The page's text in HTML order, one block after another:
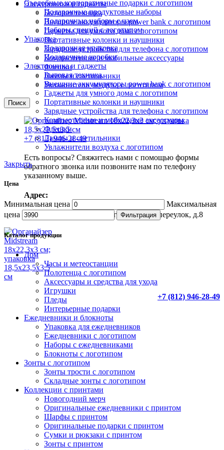
Электроника и гаджеты
Бытовая техника
Внешние аккумуляторы power bank с логотипом
Гаджеты для умного дома с логотипом
Портативные колонки и наушники
Зарядные устройства для телефона с логотипом
Компьютерные и мобильные аксессуары
Флешки
Лампы и светильники
Увлажнители воздуха с логотипом
Поиск
+7 (812) 946-28-49
Есть вопросы? Свяжитесь нами с помощью формы
обратного звонка или позвоните нам по телефону
указанному выше.
Адрес:
Россия г. Санкт-Петербург, Масляный переулок, д.8
+7 (812) 946-28-49
Съедобные корпоративные подарки с логотипом
Подарочные продуктовые наборы
Подарочные наборы с чаем
Наборы специй с логотипом
Упаковка
Подарочная упаковка
Подарочные коробки
Электроника и гаджеты
Бытовая техника
Внешние аккумуляторы power bank с логотипом
Гаджеты для умного дома с логотипом
Портативные колонки и наушники
Зарядные устройства для телефона с логотипом
Компьютерные и мобильные аксессуары
Флешки
Лампы и светильники
Увлажнители воздуха с логотипом
Закрыть
Цена
Минимальная цена
Максимальная
цена
Фильтрация
Каталог продукции
Дом
Часы и метеостанции
Полотенца с логотипом
Аксессуары и средства для ухода
Игрушки
Пледы
Интерьерные подарки
Ежедневники и блокноты
Упаковка для ежедневников
Ежедневники с логотипом
Наборы с ежедневниками
Блокноты с логотипом
Зонты с логотипом
Зонты трости с логотипом
Складные зонты с логотипом
Коллекции с принтами
Новогодний мерч
Оригинальные ежедневники с принтом
Шарфы с принтом
Оригинальные подарки с принтом
Сумки и рюкзаки с принтом
Зонты с принтом